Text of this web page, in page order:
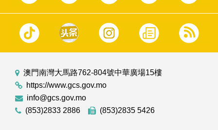
澳門南灣大馬路762-804號中華廣場15樓
https://www.gcs.gov.mo
info@gcs.gov.mo
(853)2833 2886
(853)2835 5426